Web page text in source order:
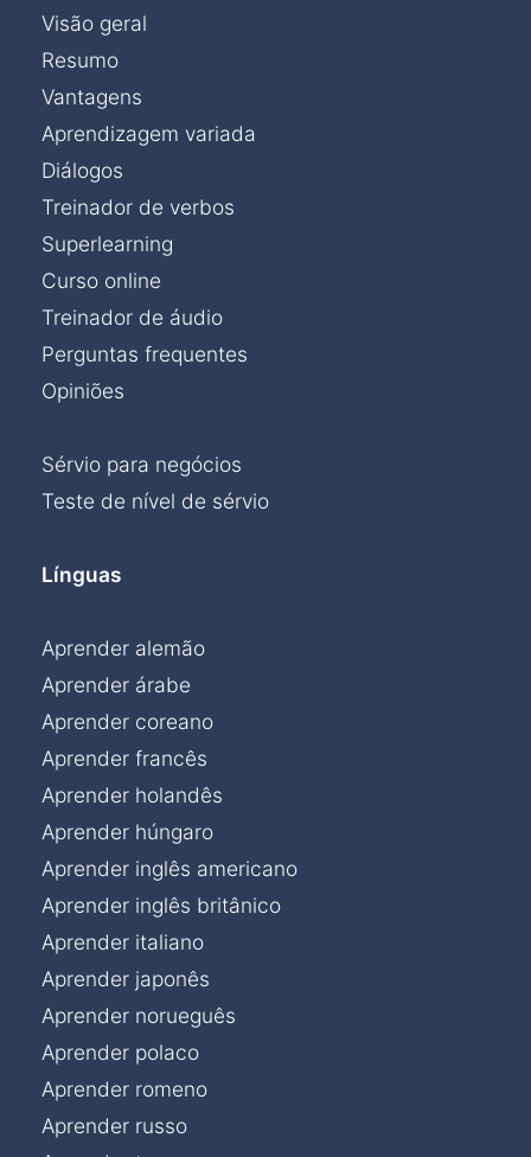
Visão geral
Resumo
Vantagens
Aprendizagem variada
Diálogos
Treinador de verbos
Superlearning
Curso online
Treinador de áudio
Perguntas frequentes
Opiniões
Sérvio para negócios
Teste de nível de sérvio
Línguas
Aprender alemão
Aprender árabe
Aprender coreano
Aprender francês
Aprender holandês
Aprender húngaro
Aprender inglês americano
Aprender inglês britânico
Aprender italiano
Aprender japonês
Aprender norueguês
Aprender polaco
Aprender romeno
Aprender russo